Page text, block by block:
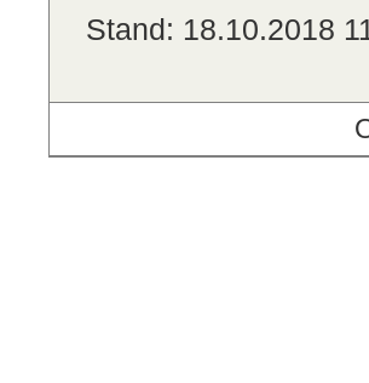
Stand: 18.10.2018